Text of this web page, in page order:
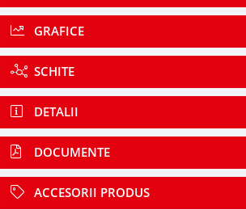
GRAFICE
SCHITE
DETALII
DOCUMENTE
ACCESORII PRODUS